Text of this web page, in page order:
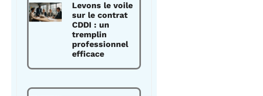
Levons le voile
sur le contrat
CDDI : un
tremplin
professionnel
efficace